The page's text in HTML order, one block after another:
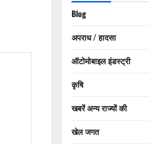
Blog
अपराध / हादसा
ऑटोमोबाइल इंडस्ट्री
कृषि
खबरें अन्य राज्यों की
खेल जगत